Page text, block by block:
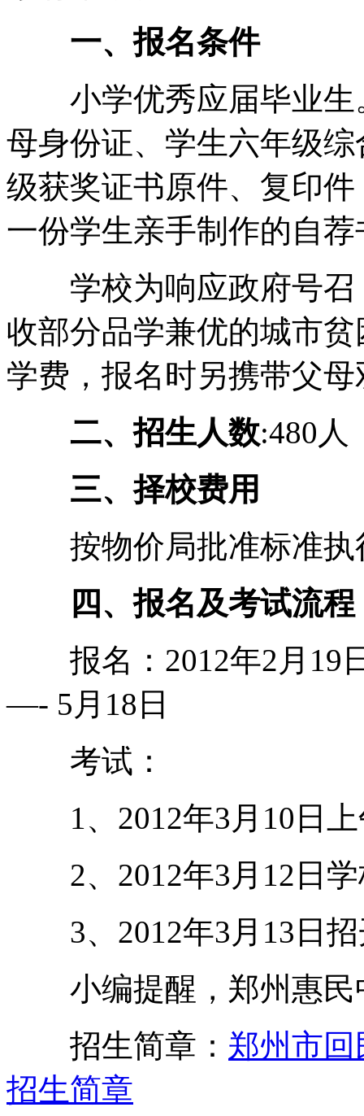
一、报名条件
小学优秀应届毕业生
母身份证、学生六年级
级获奖证书原件、复印
一份学生亲手制作的自荐
学校为响应政府号召
收部分品学兼优的城市
学费，报名时另携带父
二、招生人数:480人
三、择校费用
按物价局批准标准执
四、报名及考试流程
报名：2012年2月19
—- 5月18日
考试：
1、2012年3月10日上
2、2012年3月12日学
3、2012年3月13日招
小编提醒，郑州惠民
招生简章： 郑州市
招生简章